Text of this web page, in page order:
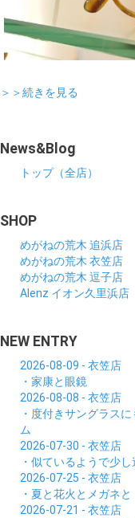
＞＞続きを見る
News&Blog
トップ（全店）
SHOP
めがねの荒木 追浜店
めがねの荒木 衣笠店
めがねの荒木 逗子店
Alenz イオン久里浜店
NEW ENTRY
2026-08-09 - 衣笠店
・家康と眼鏡
2026-08-08 - 衣笠店
・度付きサングラス
ム
2026-07-30 - 衣笠店
・似ているようで少し
2026-07-25 - 衣笠店
・夏と花火とメガネと
2026-07-21 - 衣笠店